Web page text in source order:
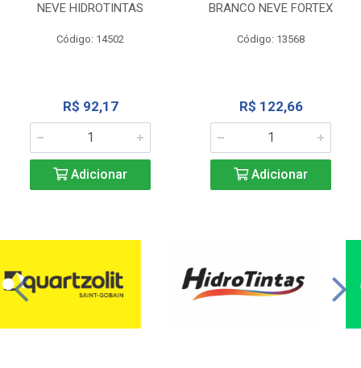
NEVE HIDROTINTAS
Código: 14502
R$ 92,17
Adicionar
BRANCO NEVE FORTEX
Código: 13568
R$ 122,66
Adicionar